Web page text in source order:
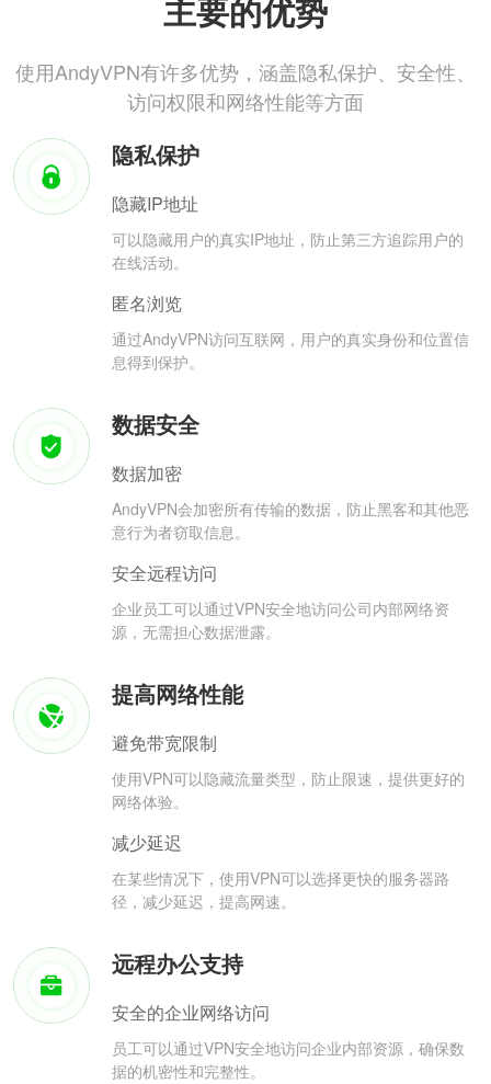
主要的优势
使用AndyVPN有许多优势，涵盖隐私保护、安全性、
访问权限和网络性能等方面
隐私保护
隐藏IP地址
可以隐藏用户的真实IP地址，防止第三方追踪用户的
在线活动。
匿名浏览
通过AndyVPN访问互联网，用户的真实身份和位置信
息得到保护。
数据安全
数据加密
AndyVPN会加密所有传输的数据，防止黑客和其他恶
意行为者窃取信息。
安全远程访问
企业员工可以通过VPN安全地访问公司内部网络资
源，无需担心数据泄露。
提高网络性能
避免带宽限制
使用VPN可以隐藏流量类型，防止限速，提供更好的
网络体验。
减少延迟
在某些情况下，使用VPN可以选择更快的服务器路
径，减少延迟，提高网速。
远程办公支持
安全的企业网络访问
员工可以通过VPN安全地访问企业内部资源，确保数
据的机密性和完整性。